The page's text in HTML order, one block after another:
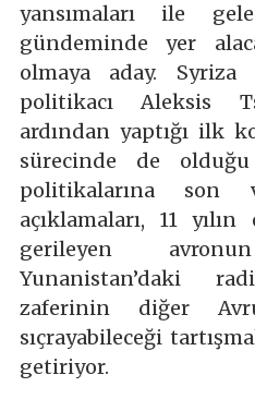
yansımaları ile
gündeminde yer
olmaya aday.
politikacı Aleksis
ardından yaptığı ilk
sürecinde de
politikalarına son
açıklamaları, 11
gerileyen
Yunanistan’daki
zaferinin diğer
sıçrayabileceği
getiriyor.